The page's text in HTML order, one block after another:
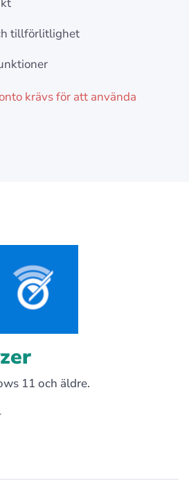
tillförlitlighet
krävs för att använda
11 och äldre.